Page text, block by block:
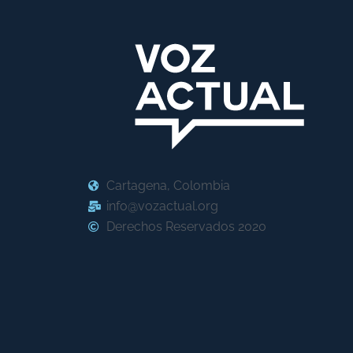
Cartagena, Colombia
info@vozactual.org
Derechos Reservados 2020